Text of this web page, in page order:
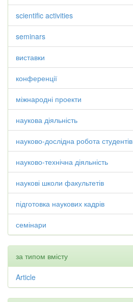
scientific activities
seminars
виставки
конференції
міжнародні проекти
наукова діяльність
науково-дослідна робота студентів
науково-технічна діяльність
наукові школи факультетів
підготовка наукових кадрів
семінари
за типом вмісту
Article